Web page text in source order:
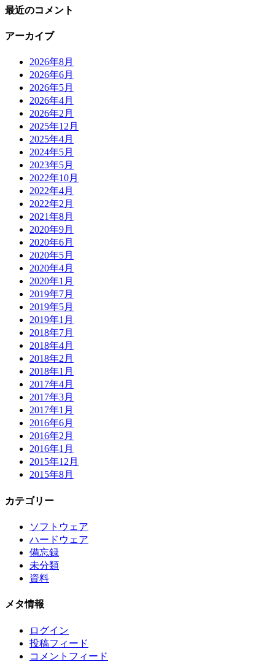
最近のコメント
アーカイブ
2026年8月
2026年6月
2026年5月
2026年4月
2026年2月
2025年12月
2025年4月
2024年5月
2023年5月
2022年10月
2022年4月
2022年2月
2021年8月
2020年9月
2020年6月
2020年5月
2020年4月
2020年1月
2019年7月
2019年5月
2019年1月
2018年7月
2018年4月
2018年2月
2018年1月
2017年4月
2017年3月
2017年1月
2016年6月
2016年2月
2016年1月
2015年12月
2015年8月
カテゴリー
ソフトウェア
ハードウェア
備忘録
未分類
資料
メタ情報
ログイン
投稿フィード
コメントフィード